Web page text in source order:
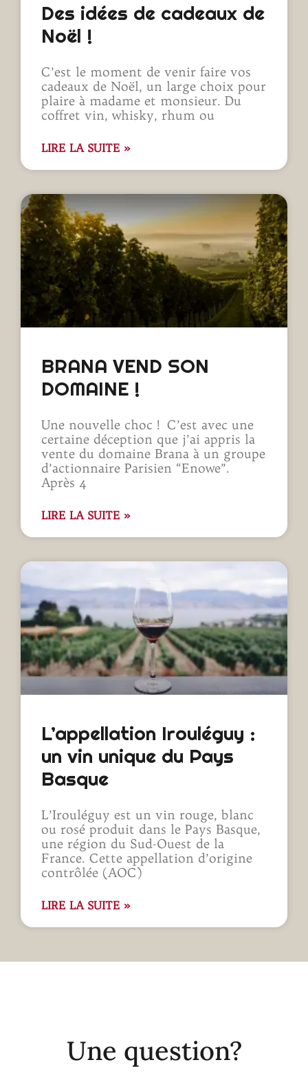
Des idées de cadeaux de
Noël !
C’est le moment de venir faire vos
cadeaux de Noël, un large choix pour
plaire à madame et monsieur. Du
coffret vin, whisky, rhum ou
LIRE LA SUITE »
BRANA VEND SON
DOMAINE !
Une nouvelle choc ! C’est avec une
certaine déception que j’ai appris la
vente du domaine Brana à un groupe
d’actionnaire Parisien “Enowe”.
Après 4
LIRE LA SUITE »
L’appellation Irouléguy :
un vin unique du Pays
Basque
L’Irouléguy est un vin rouge, blanc
ou rosé produit dans le Pays Basque,
une région du Sud-Ouest de la
France. Cette appellation d’origine
contrôlée (AOC)
LIRE LA SUITE »
Une question?